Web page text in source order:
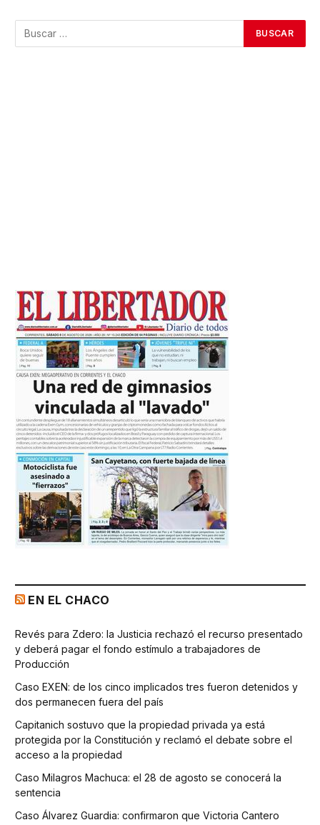
EN EL CHACO
Revés para Zdero: la Justicia rechazó el recurso presentado
y deberá pagar el fondo estímulo a trabajadores de
Producción
Caso EXEN: de los cinco implicados tres fueron detenidos y
dos permanecen fuera del país
Capitanich sostuvo que la propiedad privada ya está
protegida por la Constitución y reclamó el debate sobre el
acceso a la propiedad
Caso Milagros Machuca: el 28 de agosto se conocerá la
sentencia
Caso Álvarez Guardia: confirmaron que Victoria Cantero